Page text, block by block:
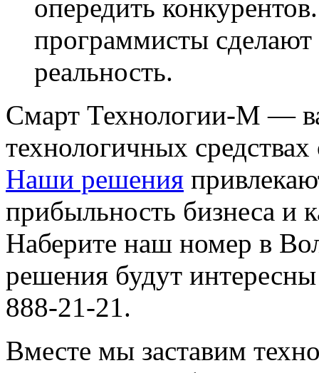
опередить
программисты сделают
реальность.
Смарт Технологии-М —
технологичных
Наши решения
прибыльность бизнеса и
Наберите наш номер в
решения будут
888-21-21.
Вместе мы заставим